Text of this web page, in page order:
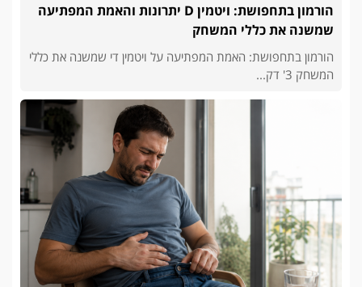
הורמון בתחפושת: ויטמין D יתרונות והאמת המפתיעה
שמשנה את כללי המשחק
הורמון בתחפושת: האמת המפתיעה על ויטמין די שמשנה את כללי
המשחק 3' דק...